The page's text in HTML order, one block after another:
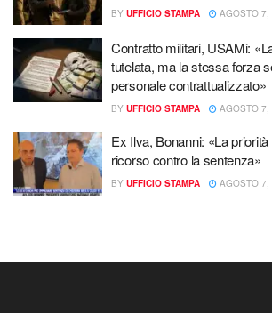
BY UFFICIO STAMPA AGOSTO 7,
Contratto militari, USAMi:
tutelata, ma la stessa forza
personale contrattualizzato»
BY UFFICIO STAMPA AGOSTO 7,
Ex Ilva, Bonanni: «La
ricorso contro la sentenza»
BY UFFICIO STAMPA AGOSTO 7,